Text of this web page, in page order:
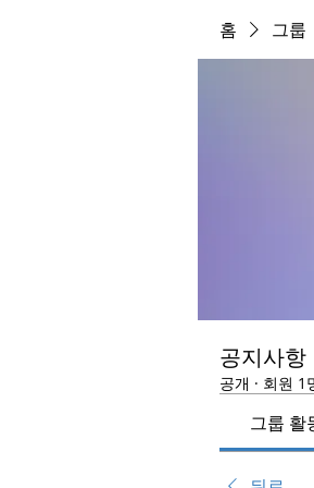
홈 그룹
공지사항
공개 · 회원 1
그룹 활